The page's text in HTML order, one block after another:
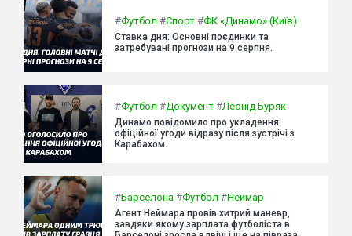
#Футбол #Спорт #ФК «Динамо» (Київ)
Ставка дня: Основні поєдинки та
затребувані прогнози на 9 серпня.
#Футбол #Документ #Леонід Буряк
Динамо повідомило про укладення
офіційної угоди відразу після зустрічі з
Карабахом.
#Барселона #Футбол #Неймар
Агент Неймара провів хитрий маневр,
завдяки якому зарплата футболіста в